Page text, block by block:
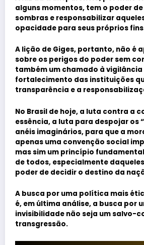
alguns momentos, tem o poder
sombras e responsabilizar
opacidade para seus próprios
A lição de Giges, portanto, não é
sobre os perigos do poder sem
também um chamado à
fortalecimento das instituições
transparência e a
No Brasil de hoje, a luta contra a
essência, a luta para despojar os
anéis imaginários, para que a
apenas uma convenção social
mas sim um princípio
de todos, especialmente
poder de decidir o destino da
A busca por uma política mais
é, em última análise, a busca por
invisibilidade não seja um salvo-
transgressão.